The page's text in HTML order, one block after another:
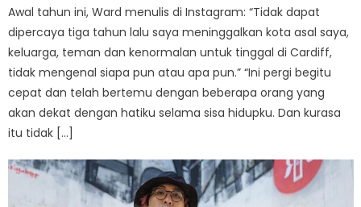
Awal tahun ini, Ward menulis di Instagram: “Tidak dapat
dipercaya tiga tahun lalu saya meninggalkan kota asal saya,
keluarga, teman dan kenormalan untuk tinggal di Cardiff,
tidak mengenal siapa pun atau apa pun.” “Ini pergi begitu
cepat dan telah bertemu dengan beberapa orang yang
akan dekat dengan hatiku selama sisa hidupku. Dan kurasa
itu tidak […]